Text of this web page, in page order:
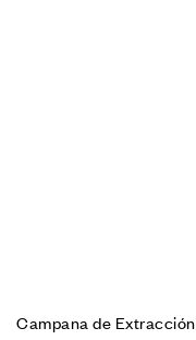
Campana de